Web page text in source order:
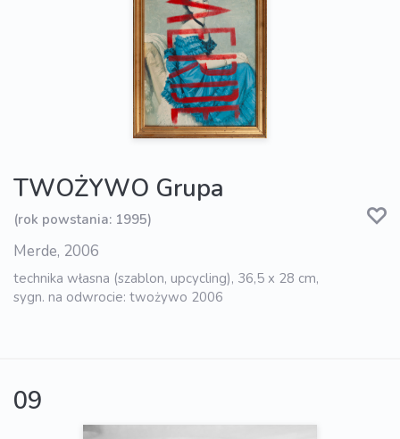
TWOŻYWO Grupa
(rok powstania: 1995)
Merde, 2006
technika własna (szablon, upcycling), 36,5 x 28 cm,
sygn. na odwrocie: twożywo 2006
09